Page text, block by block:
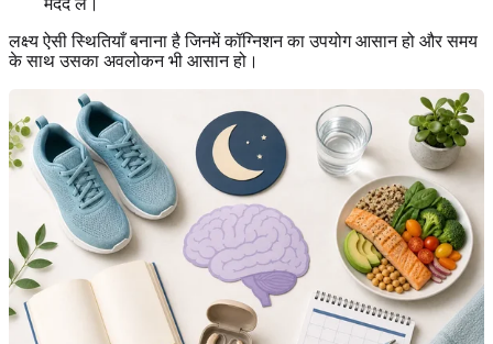
मदद लें।
लक्ष्य ऐसी स्थितियाँ बनाना है जिनमें कॉग्निशन का उपयोग आसान हो और समय
के साथ उसका अवलोकन भी आसान हो।